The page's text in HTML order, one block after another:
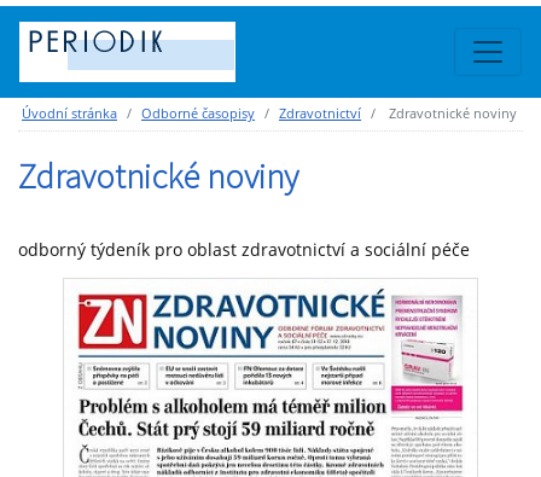
Úvodní stránka Odborné časopisy Zdravotnictví Zdravotnické noviny
Zdravotnické noviny
odborný týdeník pro oblast zdravotnictví a sociální péče